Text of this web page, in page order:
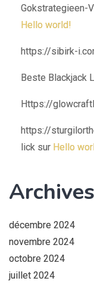
Gokstrategieen-
Hello world!
https://sibirk-
Beste Blackjack
Https://
https://
lick sur Hello
Archives
décembre 2024
novembre 2024
octobre 2024
juillet 2024